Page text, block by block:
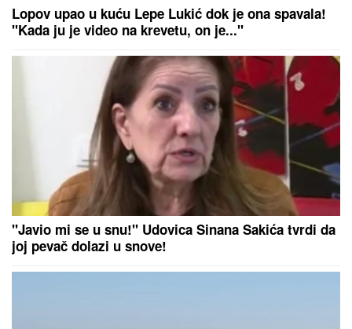
Lopov upao u kuću Lepe Lukić dok je ona spavala!
"Kada ju je video na krevetu, on je..."
"Javio mi se u snu!" Udovica Sinana Sakića tvrdi da
joj pevač dolazi u snove!